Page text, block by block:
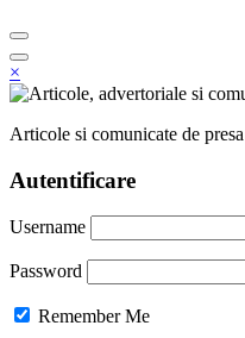
×
Articole si comunicate de presa
Autentificare
Username
Password
Remember Me